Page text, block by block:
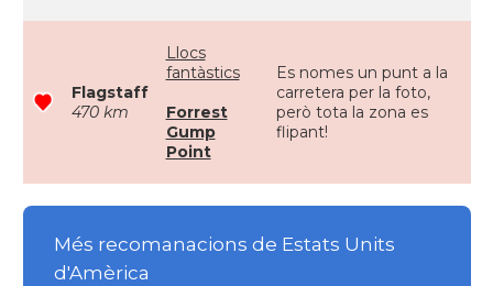
Flagstaff
470 km
Llocs
fantàstics
Forrest
Gump
Point
Es nomes un punt a la
carretera per la foto,
però tota la zona es
flipant!
Més recomanacions de Estats Units
d'Amèrica